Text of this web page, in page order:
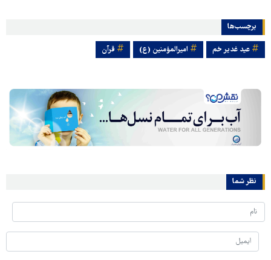
برچسب‌ها
عيد غدير خم امیرالمؤمنین (ع) قرآن
نظر شما